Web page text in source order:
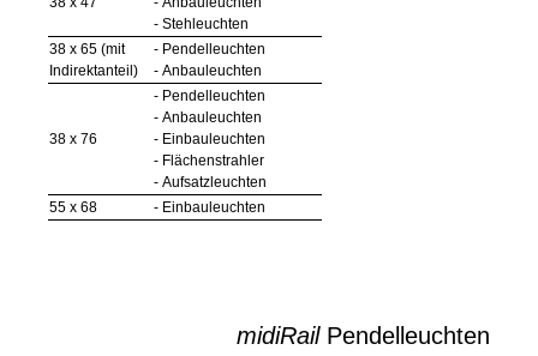
- Stehleuchten
38 x 65 (mit
Indirektanteil)
- Pendelleuchten
- Anbauleuchten
38 x 76
- Pendelleuchten
- Anbauleuchten
- Einbauleuchten
- Flächenstrahler
- Aufsatzleuchten
55 x 68
- Einbauleuchten
midiRailPendelleuchten